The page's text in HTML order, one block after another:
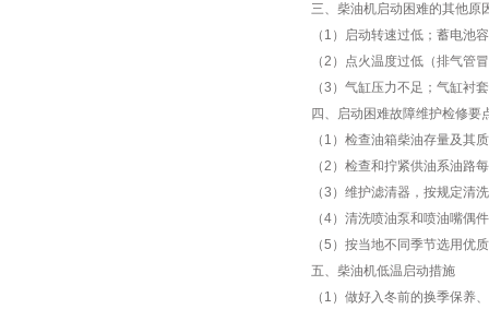
三、柴油机启动困难的其
（1）启动转速过低；蓄电
（2）点火温度过低（排气
（3）气缸压力不足；气缸
四、启动困难故障维护检
（1）检查油箱柴油存量及
（2）检查和拧紧供油系油
（3）维护滤清器，按规定
（4）清洗喷油泵和喷油嘴
（5）按当地不同季节选用
五、柴油机低温启动措施
（1）做好入冬前的换季保养